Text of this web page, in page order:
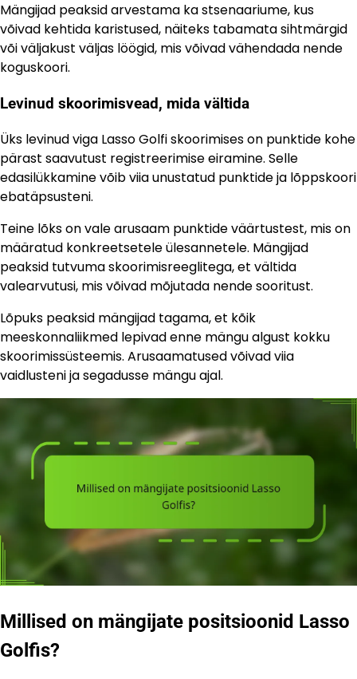
Mängijad peaksid arvestama ka stsenaariume, kus
võivad kehtida karistused, näiteks tabamata sihtmärgid
või väljakust väljas löögid, mis võivad vähendada nende
koguskoori.
Levinud skoorimisvead, mida vältida
Üks levinud viga Lasso Golfi skoorimises on punktide kohe
pärast saavutust registreerimise eiramine. Selle
edasilükkamine võib viia unustatud punktide ja lõppskoori
ebatäpsusteni.
Teine lõks on vale arusaam punktide väärtustest, mis on
määratud konkreetsetele ülesannetele. Mängijad
peaksid tutvuma skoorimisreeglitega, et vältida
valearvutusi, mis võivad mõjutada nende sooritust.
Lõpuks peaksid mängijad tagama, et kõik
meeskonnaliikmed lepivad enne mängu algust kokku
skoorimissüsteemis. Arusaamatused võivad viia
vaidlusteni ja segadusse mängu ajal.
Millised on mängijate positsioonid Lasso
Golfis?